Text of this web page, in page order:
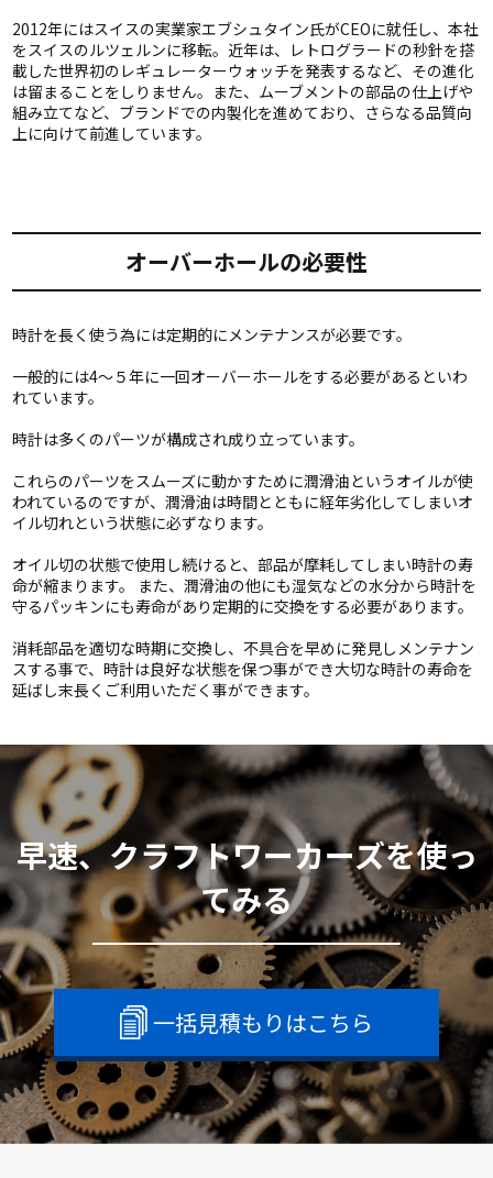
2012年にはスイスの実業家エブシュタイン氏がCEOに就任し、本社
をスイスのルツェルンに移転。近年は、レトログラードの秒針を搭
載した世界初のレギュレーターウォッチを発表するなど、その進化
は留まることをしりません。また、ムーブメントの部品の仕上げや
組み立てなど、ブランドでの内製化を進めており、さらなる品質向
上に向けて前進しています。
オーバーホールの必要性
時計を長く使う為には定期的にメンテナンスが必要です。
一般的には4〜５年に一回オーバーホールをする必要があるといわ
れています。
時計は多くのパーツが構成され成り立っています。
これらのパーツをスムーズに動かすために潤滑油というオイルが使
われているのですが、潤滑油は時間とともに経年劣化してしまいオ
イル切れという状態に必ずなります。
オイル切の状態で使用し続けると、部品が摩耗してしまい時計の寿
命が縮まります。 また、潤滑油の他にも湿気などの水分から時計を
守るパッキンにも寿命があり定期的に交換をする必要があります。
消耗部品を適切な時期に交換し、不具合を早めに発見しメンテナン
スする事で、時計は良好な状態を保つ事ができ大切な時計の寿命を
延ばし末長くご利用いただく事ができます。
早速、クラフトワーカーズを使っ
てみる
一括見積もりはこちら